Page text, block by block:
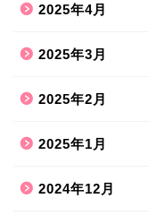
2025年4月
2025年3月
2025年2月
2025年1月
2024年12月